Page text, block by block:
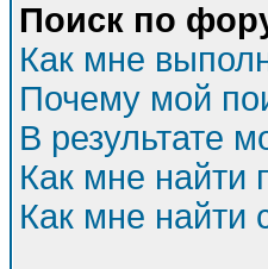
Поиск по
Как мне
Почему мой
В результате
Как мне найти
Как мне найти